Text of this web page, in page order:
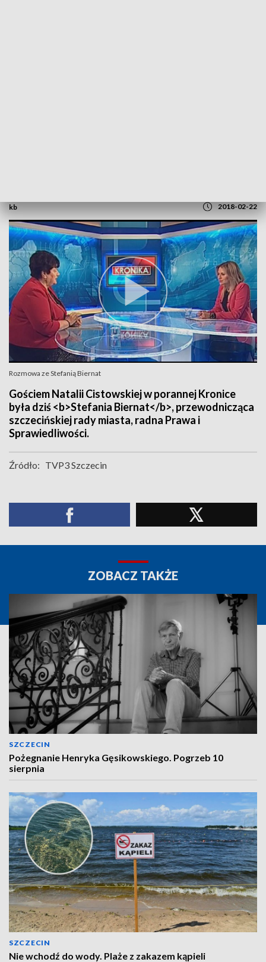
kb 2018-02-22
Rozmowa ze Stefanią Biernat
Gościem Natalii Cistowskiej w porannej Kronice
była dziś <b>Stefania Biernat</b>, przewodnicząca
szczecińskiej rady miasta, radna Prawa i
Sprawiedliwości.
Źródło: TVP3 Szczecin
ZOBACZ TAKŻE
SZCZECIN
Pożegnanie Henryka Gęsikowskiego. Pogrzeb 10
sierpnia
SZCZECIN
Nie wchodź do wody. Plaże z zakazem kąpieli